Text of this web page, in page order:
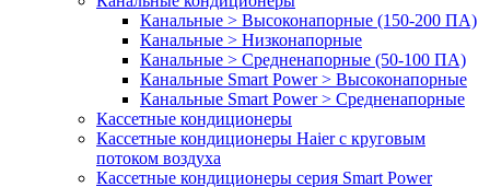
Канальные > Высоконапорные (150-200 ПА)
Канальные > Низконапорные
Канальные > Средненапорные (50-100 ПА)
Канальные Smart Power > Высоконапорные
Канальные Smart Power > Средненапорные
Кассетные кондиционеры
Кассетные кондиционеры Haier с круговым
потоком воздуха
Кассетные кондиционеры серия Smart Power